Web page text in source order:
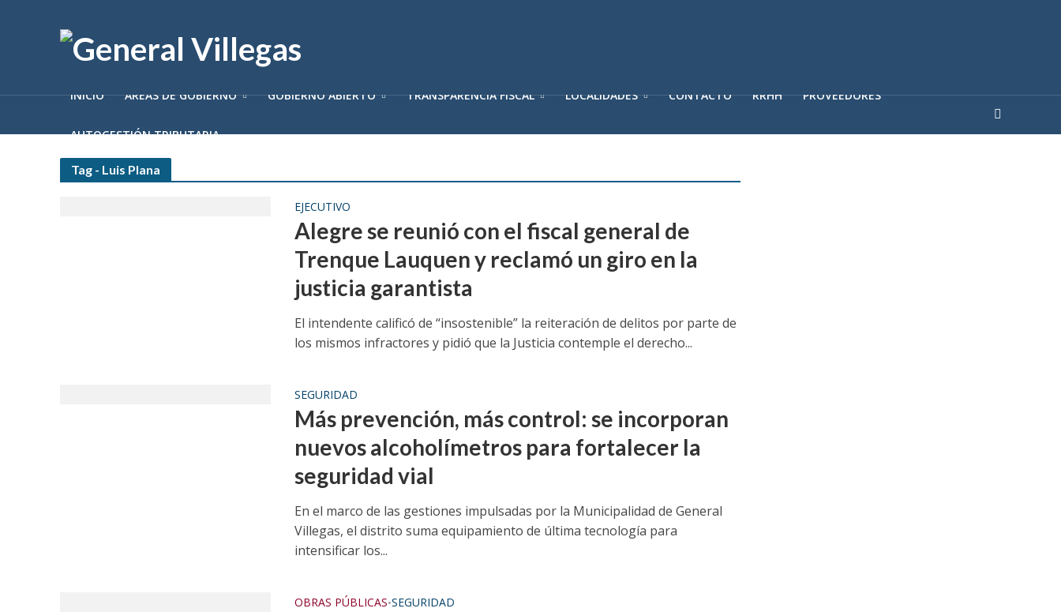
INICIO ÁREAS DE GOBIERNO GOBIERNO ABIERTO TRANSPARENCIA FISCAL LOCALIDADES CONTACTO RRHH PROVEEDORES
AUTOGESTIÓN TRIBUTARIA
Tag - Luis Plana
EJECUTIVO
Alegre se reunió con el fiscal general de
Trenque Lauquen y reclamó un giro en la
justicia garantista
El intendente calificó de “insostenible” la reiteración de delitos por parte de
los mismos infractores y pidió que la Justicia contemple el derecho...
SEGURIDAD
Más prevención, más control: se incorporan
nuevos alcoholímetros para fortalecer la
seguridad vial
En el marco de las gestiones impulsadas por la Municipalidad de General
Villegas, el distrito suma equipamiento de última tecnología para
intensificar los...
OBRAS PÚBLICAS•SEGURIDAD